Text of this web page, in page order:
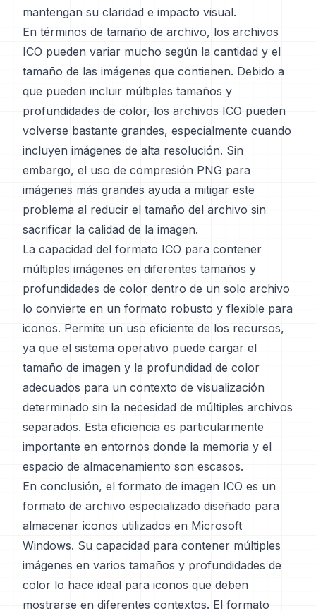
mantengan su claridad e impacto visual.
En términos de tamaño de archivo, los archivos
ICO pueden variar mucho según la cantidad y el
tamaño de las imágenes que contienen. Debido a
que pueden incluir múltiples tamaños y
profundidades de color, los archivos ICO pueden
volverse bastante grandes, especialmente cuando
incluyen imágenes de alta resolución. Sin
embargo, el uso de compresión PNG para
imágenes más grandes ayuda a mitigar este
problema al reducir el tamaño del archivo sin
sacrificar la calidad de la imagen.
La capacidad del formato ICO para contener
múltiples imágenes en diferentes tamaños y
profundidades de color dentro de un solo archivo
lo convierte en un formato robusto y flexible para
iconos. Permite un uso eficiente de los recursos,
ya que el sistema operativo puede cargar el
tamaño de imagen y la profundidad de color
adecuados para un contexto de visualización
determinado sin la necesidad de múltiples archivos
separados. Esta eficiencia es particularmente
importante en entornos donde la memoria y el
espacio de almacenamiento son escasos.
En conclusión, el formato de imagen ICO es un
formato de archivo especializado diseñado para
almacenar iconos utilizados en Microsoft
Windows. Su capacidad para contener múltiples
imágenes en varios tamaños y profundidades de
color lo hace ideal para iconos que deben
mostrarse en diferentes contextos. El formato